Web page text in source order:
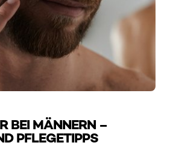
BEI MÄNNERN –
PFLEGETIPPS